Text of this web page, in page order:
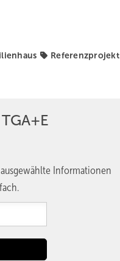
Referenzprojekt
Informationen